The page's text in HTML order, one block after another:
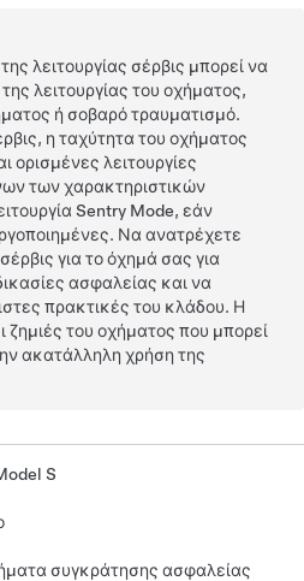
λειτουργίας σέρβις μπορεί να
λειτουργίας του οχήματος,
ή σοβαρό τραυματισμό.
η ταχύτητα του οχήματος
ορισμένες λειτουργίες
των χαρακτηριστικών
Sentry Mode, εάν
Να ανατρέχετε
για το όχημά σας για
ασφαλείας και να
πρακτικές του κλάδου. Η
ζημιές του οχήματος που μπορεί
ακατάλληλη χρήση της
S
συγκράτησης ασφαλείας